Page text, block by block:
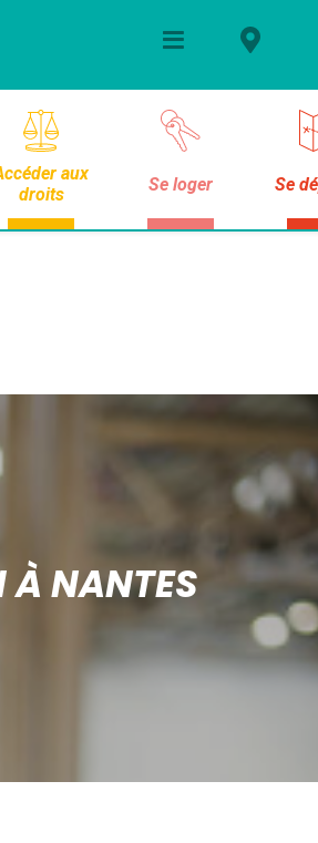
aux
droits
Se loger Se
À NANTES